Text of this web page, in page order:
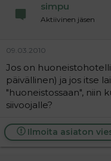
e
t
n
a
o
i
t
a
j
i
n
i
e
s
t
simpu
Aktiivinen jäsen
09.03.2010
Jos on
päivällinen) ja jos itse
"huoneistossaan", niin
siivoojalle?
Ilmoita asiaton